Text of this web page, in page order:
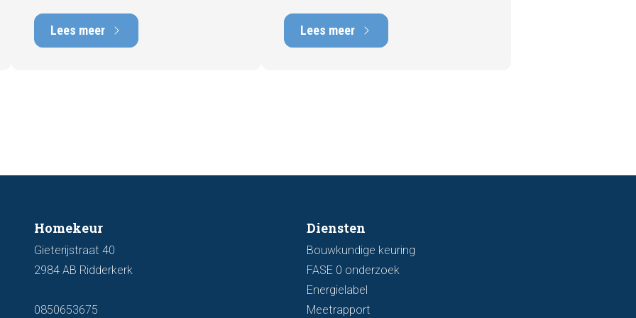
waarde. In deze blog leggen we uit
waarom een actueel energielabel
Lees meer
met herstelkosten die kunnen oplopen
tot tienduizenden euro's. Gelukkig zijn er
Lees meer
Homekeur
Gieterijstraat 40
2984 AB Ridderkerk
0850653675
Diensten
Bouwkundige keuring
FASE 0 onderzoek
Energielabel
Meetrapport